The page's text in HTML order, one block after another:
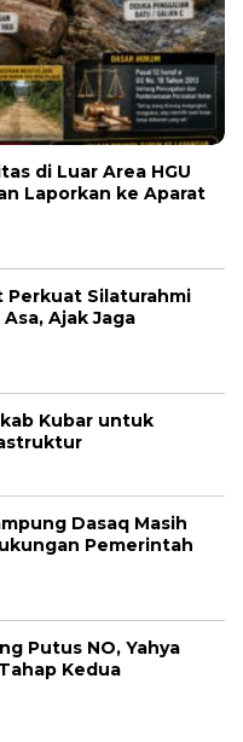
di Luar Area HGU
Laporkan ke Aparat
Perkuat Silaturahmi
Ajak Jaga
Kubar untuk
Dasaq Masih
Pemerintah
Putus NO, Yahya
Kedua